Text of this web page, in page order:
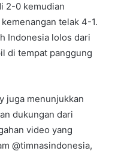
2-0 kemudian
telak 4-1.
Indonesia lolos dari
di tempat panggung
juga menunjukkan
dukungan dari
video yang
@timnasindonesia,